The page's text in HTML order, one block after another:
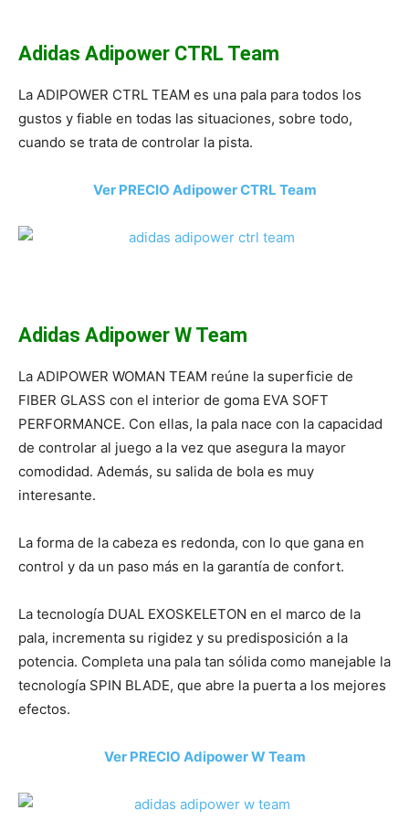
Adidas Adipower CTRL Team
La ADIPOWER CTRL TEAM es una pala para todos los
gustos y fiable en todas las situaciones, sobre todo,
cuando se trata de controlar la pista.
Ver PRECIO Adipower CTRL Team
Adidas Adipower W Team
La ADIPOWER WOMAN TEAM reúne la superficie de
FIBER GLASS con el interior de goma EVA SOFT
PERFORMANCE. Con ellas, la pala nace con la capacidad
de controlar al juego a la vez que asegura la mayor
comodidad. Además, su salida de bola es muy
interesante.
La forma de la cabeza es redonda, con lo que gana en
control y da un paso más en la garantía de confort.
La tecnología DUAL EXOSKELETON en el marco de la
pala, incrementa su rigidez y su predisposición a la
potencia. Completa una pala tan sólida como manejable la
tecnología SPIN BLADE, que abre la puerta a los mejores
efectos.
Ver PRECIO Adipower W Team